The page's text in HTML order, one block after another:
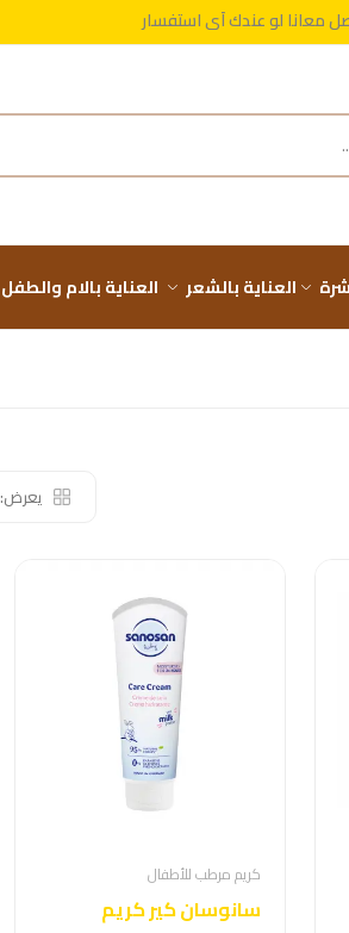
معانا لو عندك أي استفسار
على طلباتك فوق 999 ج
العناية بالشعر العناية بالام والطفل
يعرض:
كريم مرطب للأطفال
سانوسان كير كريم